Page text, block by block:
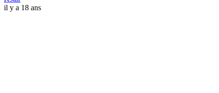
il y a 18 ans